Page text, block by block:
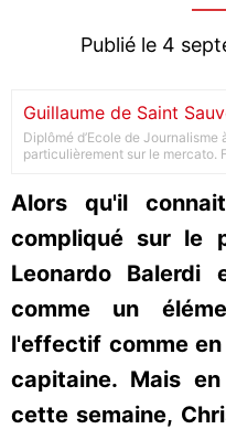
Publié le 4
Guillaume de Saint
Diplômé d’Ecole de
particulièrement sur le mercato.
Alors qu'il
compliqué sur le
Leonardo Balerdi
comme un
l'effectif comme
capitaine. Mais
cette semaine,